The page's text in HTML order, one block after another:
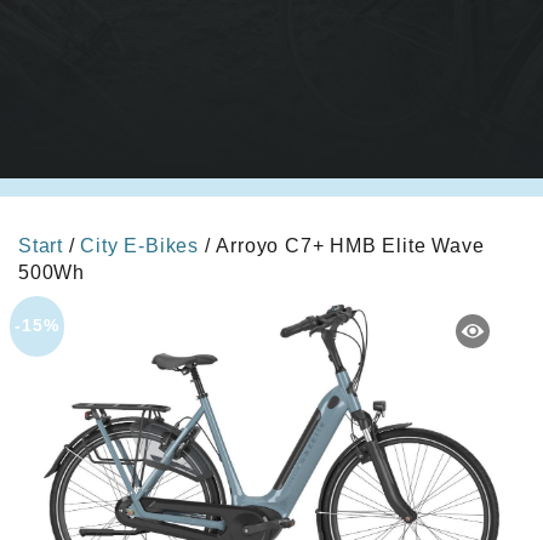
Start /City E-Bikes / Arroyo C7+ HMB Elite Wave
500Wh
-15%